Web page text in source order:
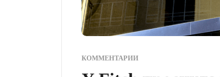
КОММЕНТАРИИ